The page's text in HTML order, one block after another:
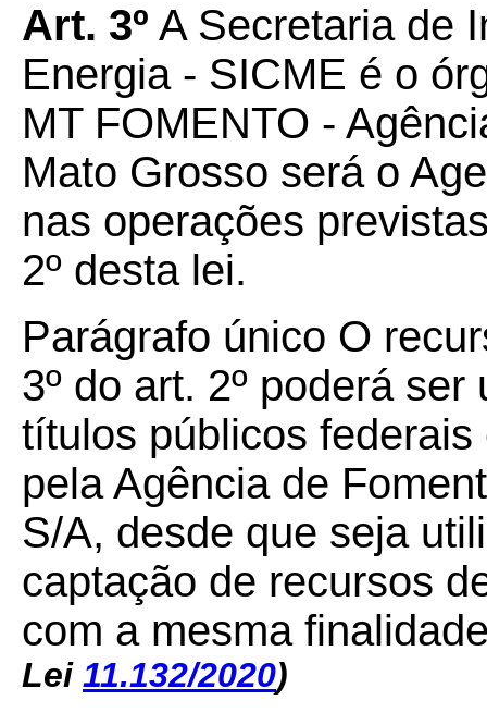
Art. 3º A Secretaria de
Energia - SICME é o
MT FOMENTO -
Mato Grosso será o
nas operações
2º desta lei.
Parágrafo único O
3º do art. 2º poderá
títulos públicos
pela Agência de
S/A, desde que seja
captação de recursos
com a mesma
Lei 11.132/2020)